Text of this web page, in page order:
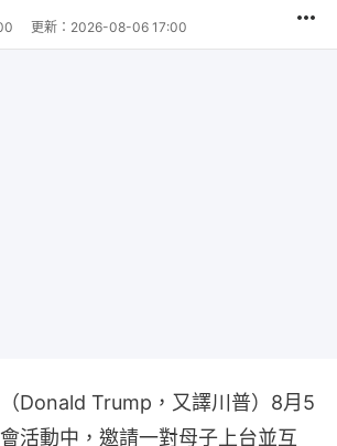
更新： 2026-08-06 17:00
Donald Trump，又譯川普）8月5
活動中，邀請一對母子上台並互